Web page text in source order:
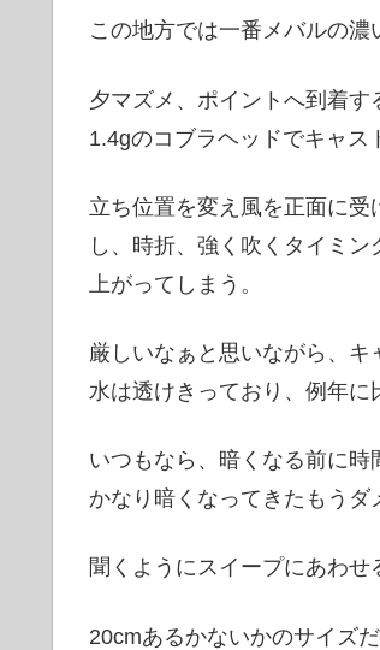
この地方では一番メバルの濃
夕マズメ、ポイントへ到着す
1.4gのコブラヘッドでキャス
立ち位置を変え風を正面に
し、時折、強く吹くタイミ
上がってしまう。
厳しいなぁと思いながら、キ
水は透けきっており、例年に
いつもなら、暗くなる前に時
かなり暗くなってきたもうダ
聞くようにスイープにあわせ
20cmあるかないかのサイズ